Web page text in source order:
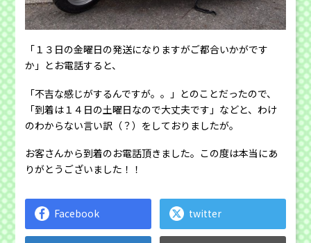
「１３日の金曜日の発送になりますがご都合いかがです
か」とお電話すると、
「不吉な感じがするんですが。。」とのことだったので、
「到着は１４日の土曜日なので大丈夫です」などと、わけ
のわからない言い訳（？）をしておりましたが。
お客さんから到着のお電話頂きました。この度は本当にあ
りがとうございました！！
Facebook twitter